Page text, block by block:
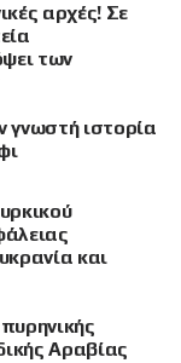
αρχές! Σε
των
γνωστή ιστορία
και
Αραβίας